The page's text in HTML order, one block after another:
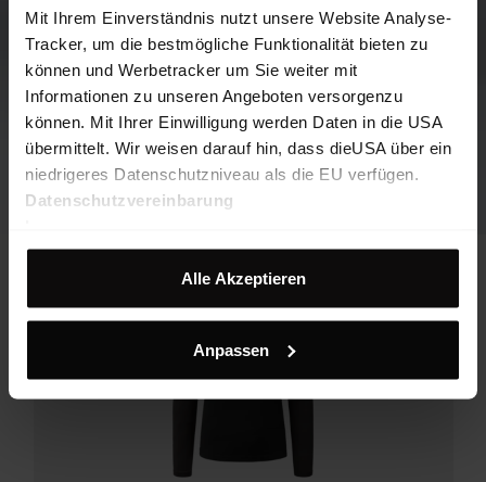
Mit Ihrem Einverständnis nutzt unsere Website Analyse-
Tracker, um die bestmögliche Funktionalität bieten zu
können und Werbetracker um Sie weiter mit
Informationen zu unseren Angeboten versorgenzu
können. Mit Ihrer Einwilligung werden Daten in die USA
übermittelt. Wir weisen darauf hin, dass dieUSA über ein
niedrigeres Datenschutzniveau als die EU verfügen.
Datenschutzvereinbarung
Alle Akzeptieren
Anpassen